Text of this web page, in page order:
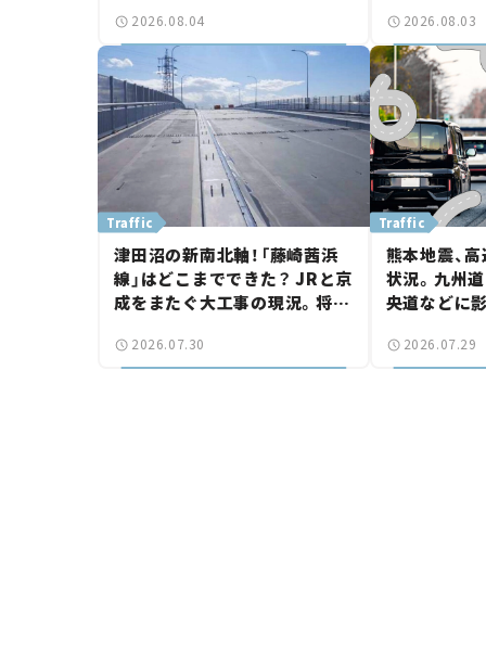
【いま気になる道路計画】
2026.08.04
討進む【い
画】
2026.08.03
Traffic
津田沼の新南北軸！「藤崎茜浜
線」はどこまでできた？ JRと京
成をまたぐ大工事の現況。将来
結【いま気になる道路計画】
2026.07.30
Traffic
熊本地震、
状況。九州
央道などに
2026.07.29